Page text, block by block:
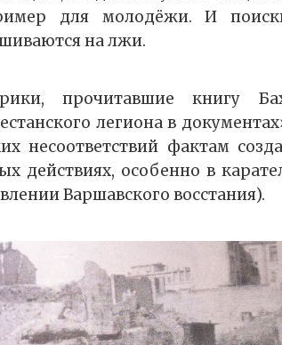
для молодёжи. И
на лжи.
прочитавшие книгу
легиона в
несоответствий фактам
действиях, особенно в
Варшавского восстания).